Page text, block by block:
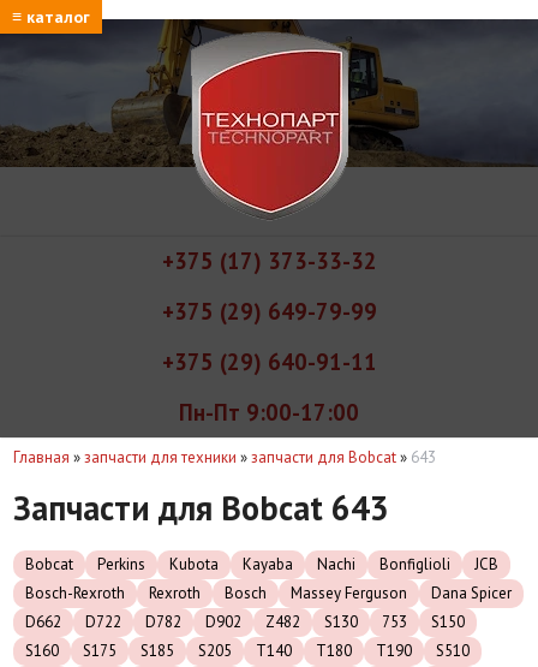
≡ каталог
+375 (17) 373-33-32
+375 (29) 649-79-99
+375 (29) 640-91-11
Пн-Пт 9:00-17:00
Главная »запчасти для техники »запчасти для Bobcat» 643
Запчасти для Bobcat 643
Bobcat Perkins Kubota Kayaba Nachi Bonfiglioli
JCB
Bosch-Rexroth
Rexroth Bosch Massey Ferguson
Dana Spicer
D662
D722 D782 D902 Z482 S130 753
S150
S160
S175 S185 S205 T140 T180 T190
S510